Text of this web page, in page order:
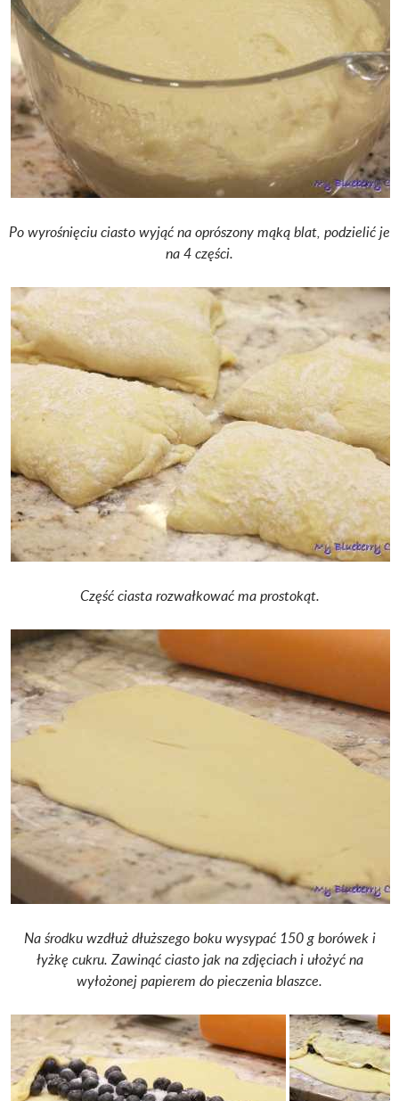
Po wyrośnięciu ciasto wyjąć na oprószony mąką blat, podzielić je
na 4 części.
Część ciasta rozwałkować ma prostokąt.
Na środku wzdłuż dłuższego boku wysypać 150 g borówek i
łyżkę cukru. Zawinąć ciasto jak na zdjęciach i ułożyć na
wyłożonej papierem do pieczenia blaszce.